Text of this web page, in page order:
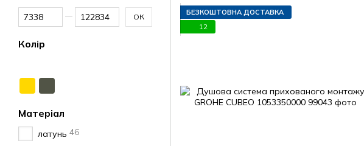
БЕЗКОШТОВНА ДОСТАВКА
12
Від Ціна, грн
До Ціна, грн ОК
Колір
Матеріал
латунь 46